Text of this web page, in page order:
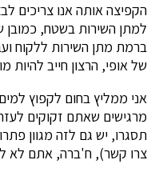
הקפיצה אותה אנו צריכים
למתן השירות בשטח, כמובן
ברמת מתן השירות ללקוח
של אופי, הרצון חייב להיות
אני ממליץ בחום לקפוץ
מרגישים שאתם זקוקים
תסגרו, יש גם לזה מגוון
צרו קשר), ח'ברה, אתם לא